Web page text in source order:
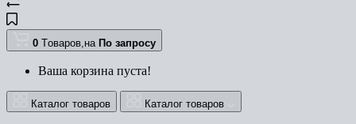
0 Tоваров,на По запросу
Ваша корзина пуста!
Каталог товаров Каталог товаров